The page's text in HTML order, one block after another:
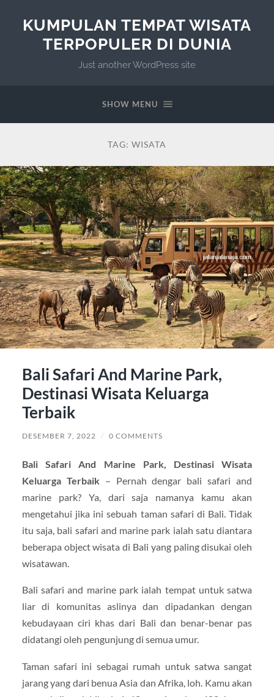
KUMPULAN TEMPAT WISATA
TERPOPULER DI DUNIA
Just another WordPress site
SHOW MENU
TAG: WISATA
Bali Safari And Marine Park,
Destinasi Wisata Keluarga
Terbaik
DESEMBER 7, 2022 / 0 COMMENTS
Bali Safari And Marine Park, Destinasi Wisata
Keluarga Terbaik– Pernah dengar bali safari and
marine park? Ya, dari saja namanya kamu akan
mengetahui jika ini sebuah taman safari di Bali. Tidak
itu saja, bali safari and marine park ialah satu diantara
beberapa object wisata di Bali yang paling disukai oleh
wisatawan.
Bali safari and marine park ialah tempat untuk satwa
liar di komunitas aslinya dan dipadankan dengan
kebudayaan ciri khas dari Bali dan benar-benar pas
didatangi oleh pengunjung di semua umur.
Taman safari ini sebagai rumah untuk satwa sangat
jarang yang dari benua Asia dan Afrika, loh. Kamu akan